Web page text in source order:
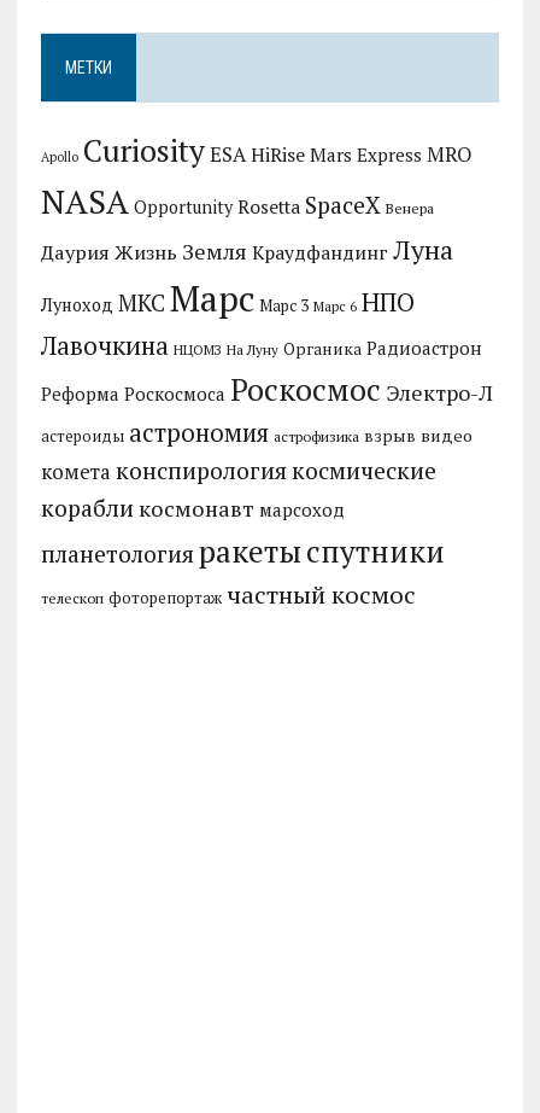
МЕТКИ
Apollo Curiosity ESA HiRise Mars Express MRO
NASA Opportunity Rosetta SpaceX Венера
Даурия Жизнь Земля Краудфандинг Луна
Луноход МКС Марс Марс 3 Марс 6 НПО
Лавочкина НЦОМЗ На Луну Органика Радиоастрон
Реформа Роскосмоса Роскосмос Электро-Л
астероиды астрономия астрофизика взрыв видео
комета конспирологиякосмические
корабликосмонавт марсоход
планетологияракетыспутники
телескоп фоторепортаж частный космос